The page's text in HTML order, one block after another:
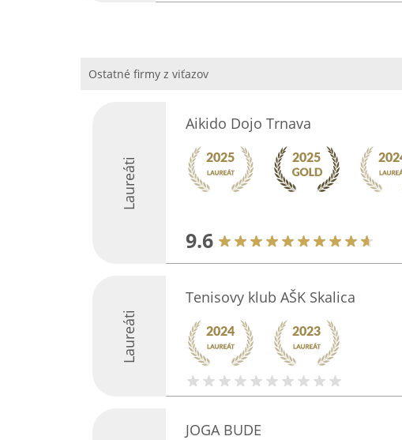
Ostatné firmy z viťazov
Laureáti
Aikido Dojo Trnava
9.6
Laureáti
Tenisovy klub AŠK Skalica
JOGA BUDE